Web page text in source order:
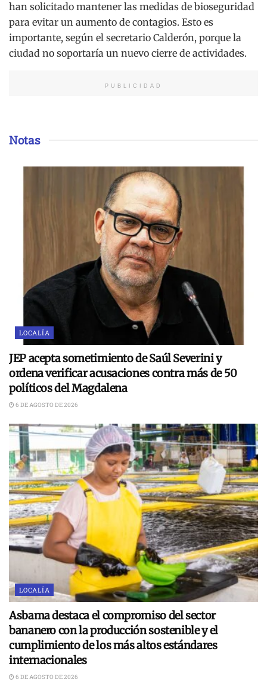
han solicitado mantener las medidas de bioseguridad
para evitar un aumento de contagios. Esto es
importante, según el secretario Calderón, porque la
ciudad no soportaría un nuevo cierre de actividades.
PUBLICIDAD
Notas
LOCALÍA
JEP acepta sometimiento de Saúl Severini y
ordena verificar acusaciones contra más de 50
políticos del Magdalena
6 DE AGOSTO DE 2026
LOCALÍA
Asbama destaca el compromiso del sector
bananero con la producción sostenible y el
cumplimiento de los más altos estándares
internacionales
6 DE AGOSTO DE 2026